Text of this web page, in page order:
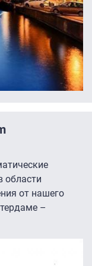
области
от нашего
–